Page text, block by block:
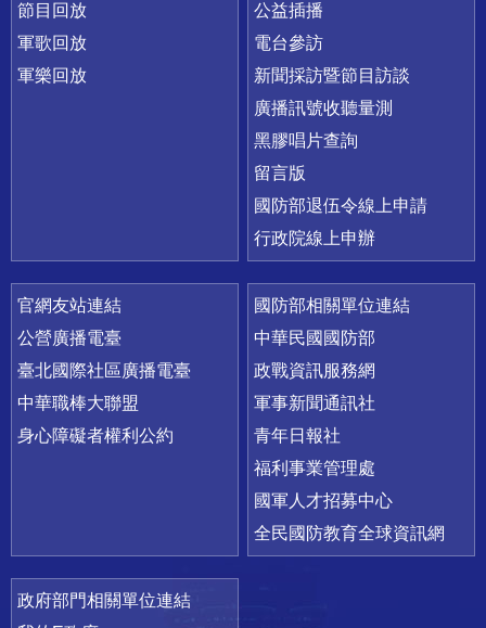
節目回放
軍歌回放
軍樂回放
公益插播
電台參訪
新聞採訪暨節目訪談
廣播訊號收聽量測
黑膠唱片查詢
留言版
國防部退伍令線上申請
行政院線上申辦
官網友站連結
公營廣播電臺
臺北國際社區廣播電臺
中華職棒大聯盟
身心障礙者權利公約
國防部相關單位連結
中華民國國防部
政戰資訊服務網
軍事新聞通訊社
青年日報社
福利事業管理處
國軍人才招募中心
全民國防教育全球資訊網
政府部門相關單位連結